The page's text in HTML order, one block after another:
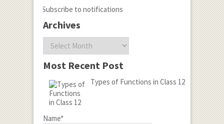
Subscribe to notifications
Archives
Archives
Most Recent Post
Types of Functions in Class 12
Name*